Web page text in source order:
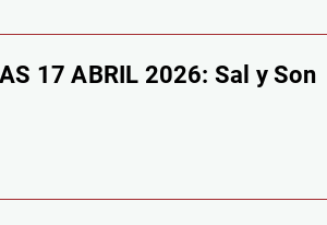
17 ABRIL 2026: Sal y Son